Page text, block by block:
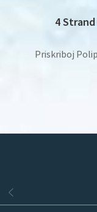
4 Strand
Priskriboj